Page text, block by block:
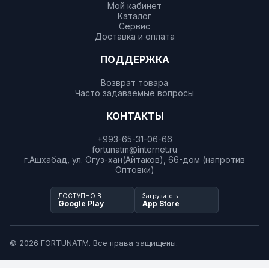
Мой кабинет
Каталог
Сервис
Доставка и оплата
ПОДДЕРЖКА
Возврат товара
Часто задаваемые вопросы
КОНТАКТЫ
+993-65-31-06-66
fortunatm@internet.ru
г.Ашхабад, ул. Огуз-хан(Айтаков), 66-дом (напротив
Оптовки)
ДОСТУПНО В
Google Play
Загрузите в
App Store
© 2026 FORTUNATM. Все права защищены.